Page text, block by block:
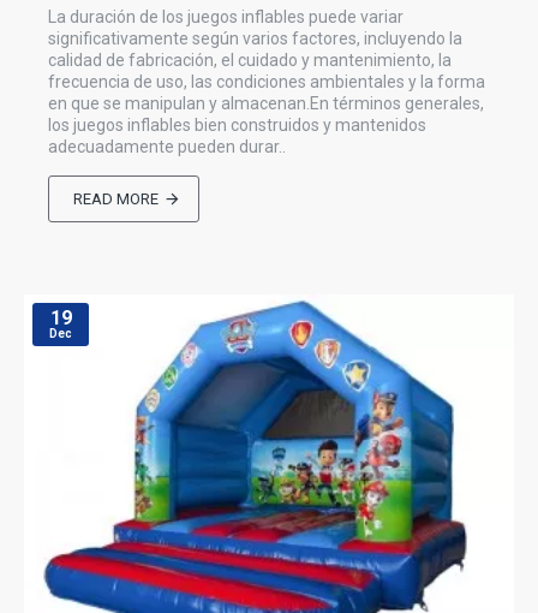
La duración de los juegos inflables puede variar
significativamente según varios factores, incluyendo la
calidad de fabricación, el cuidado y mantenimiento, la
frecuencia de uso, las condiciones ambientales y la forma
en que se manipulan y almacenan.En términos generales,
los juegos inflables bien construidos y mantenidos
adecuadamente pueden durar..
READ MORE
19
Dec